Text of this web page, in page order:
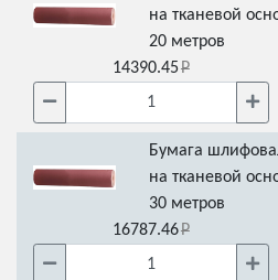
на тканевой
20 метров
14390.45
Бумага
на тканевой
30 метров
16787.46